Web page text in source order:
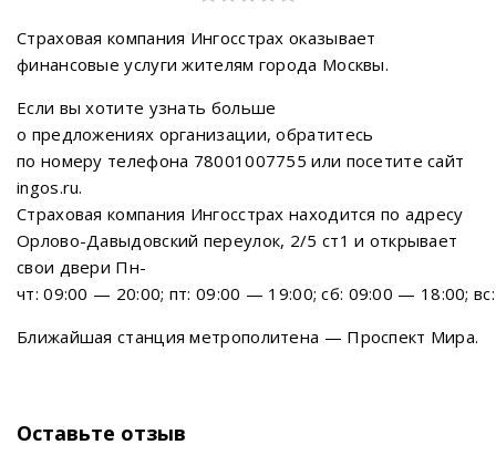
Страховая компания Ингосстрах оказывает
финансовые услуги жителям города Москвы.
Если вы хотите узнать больше
о предложениях организации, обратитесь
по номеру телефона 78001007755 или посетите сайт
ingos.ru.
Страховая компания Ингосстрах находится по адресу
Орлово-Давыдовский переулок, 2/5 ст1 и открывает
свои двери Пн-
чт: 09:00 — 20:00; пт: 09:00 — 19:00; сб: 09:00 — 18:00;
Ближайшая станция метрополитена — Проспект Мира.
Оставьте отзыв